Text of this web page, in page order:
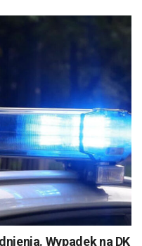
Wypadek na DK